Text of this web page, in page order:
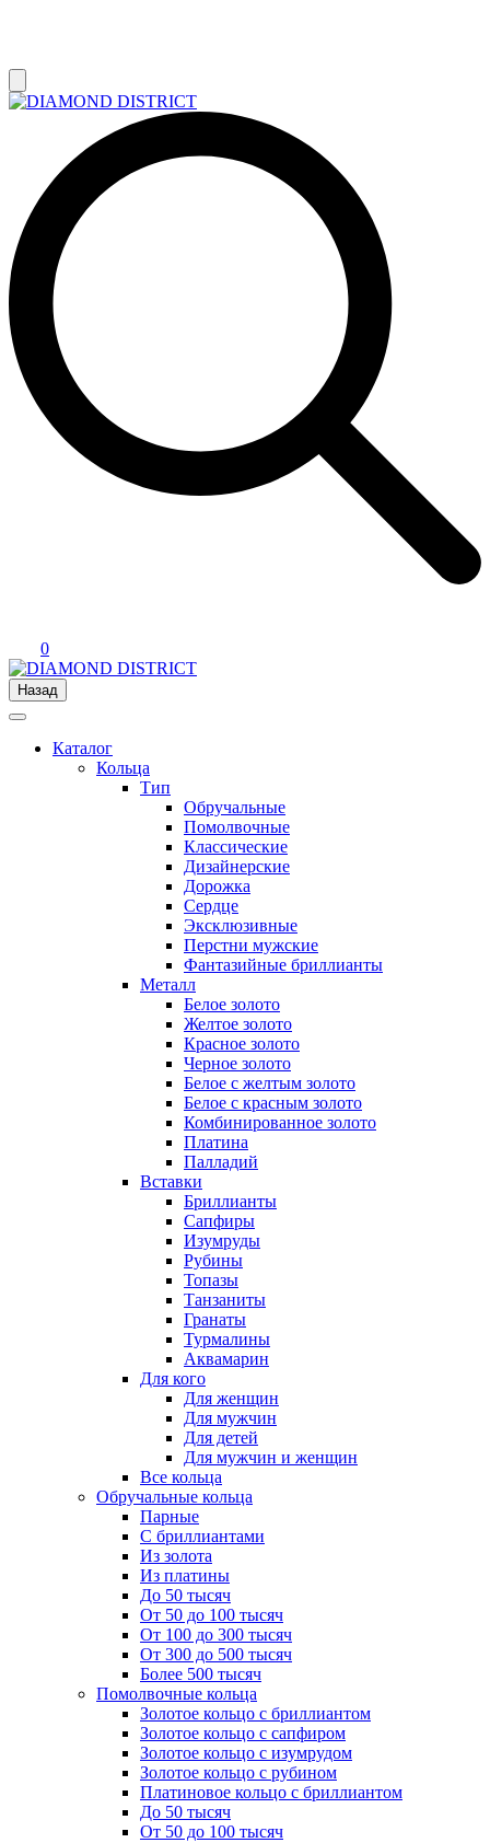
0
Назад
Каталог
Кольца
Тип
Обручальные
Помолвочные
Классические
Дизайнерские
Дорожка
Сердце
Эксклюзивные
Перстни мужские
Фантазийные бриллианты
Металл
Белое золото
Желтое золото
Красное золото
Черное золото
Белое с желтым золото
Белое с красным золото
Комбинированное золото
Платина
Палладий
Вставки
Бриллианты
Сапфиры
Изумруды
Рубины
Топазы
Танзаниты
Гранаты
Турмалины
Аквамарин
Для кого
Для женщин
Для мужчин
Для детей
Для мужчин и женщин
Все кольца
Обручальные кольца
Парные
С бриллиантами
Из золота
Из платины
До 50 тысяч
От 50 до 100 тысяч
От 100 до 300 тысяч
От 300 до 500 тысяч
Более 500 тысяч
Помолвочные кольца
Золотое кольцо с бриллиантом
Золотое кольцо с сапфиром
Золотое кольцо с изумрудом
Золотое кольцо с рубином
Платиновое кольцо с бриллиантом
До 50 тысяч
От 50 до 100 тысяч